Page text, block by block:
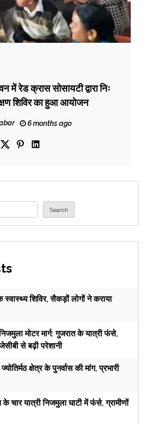
रेड क्रास सोसायटी द्वारा निः
शिविर का हुआ आयोजन
6 months ago
Search
स्वास्थ्य शिविर, सैकड़ों लोगों ने कराया
मोटर मार्ग: गुजरात के यात्री फंसे,
से बढ़ी परेशानी
क्षेत्र के पुनर्वास की मांग, प्रभारी
चार यात्री निजमुला घाटी में फंसे, ग्रामीणों